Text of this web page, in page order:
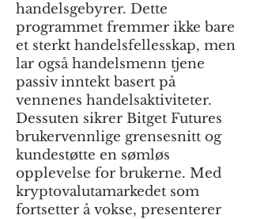
handelsgebyrer. Dette
programmet fremmer ikke bare
et sterkt handelsfellesskap, men
lar også handelsmenn tjene
passiv inntekt basert på
vennenes handelsaktiviteter.
Dessuten sikrer Bitget Futures
brukervennlige grensesnitt og
kundestøtte en sømløs
opplevelse for brukerne. Med
kryptovalutamarkedet som
fortsetter å vokse, presenterer